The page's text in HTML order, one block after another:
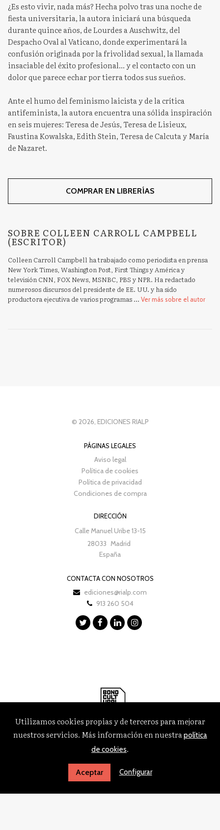
¿Es esto vivir, nada más? Hecha polvo tras una noche de
fiesta universitaria, la autora iniciará una búsqueda
durante quince años, de Lourdes a Auschwitz, del
Despacho Oval al Vaticano, donde experimentará la
confusión originada por la frivolidad sexual, la llamada
insaciable del éxito profesional... y el contacto con un
dolor que parece echar por tierra todos sus sueños.
Ante el humo del feminismo laicista y de la crítica
antifeminista, la autora encuentra una sólida inspiración
en seis mujeres: Teresa de Jesús, Teresa de Lisieux,
Faustina Kowalska, Edith Stein, Teresa de Calcuta y María
de Nazaret.
COMPRAR EN LIBRERÍAS
SOBRE COLLEEN CARROLL CAMPBELL
(ESCRITOR)
Colleen Carroll Campbell ha trabajado como periodista en prensa
New York Times, Washington Post, First Things y América y
televisión CNN, FOX News, MSNBC, PBS y NPR. Ha redactado
numerosos discursos del presidente de EE. UU. y ha sido
productora ejecutiva de varios programas ... Ver más sobre el autor
© 2026, EDICIONES RIALP
PÁGINAS LEGALES
Aviso legal
Política de cookies
Política de privacidad
Condiciones de compra
DIRECCIÓN
Calle Manuel Uribe 13-15
28033 Madrid
España
CONTACTA CON NOSOTROS
ediciones@rialp.com
913 260 504
Utilizamos cookies propias y de terceros para mejorar
nuestros servicios. Más información en nuestrapolítica
de cookies.
Aceptar Configurar